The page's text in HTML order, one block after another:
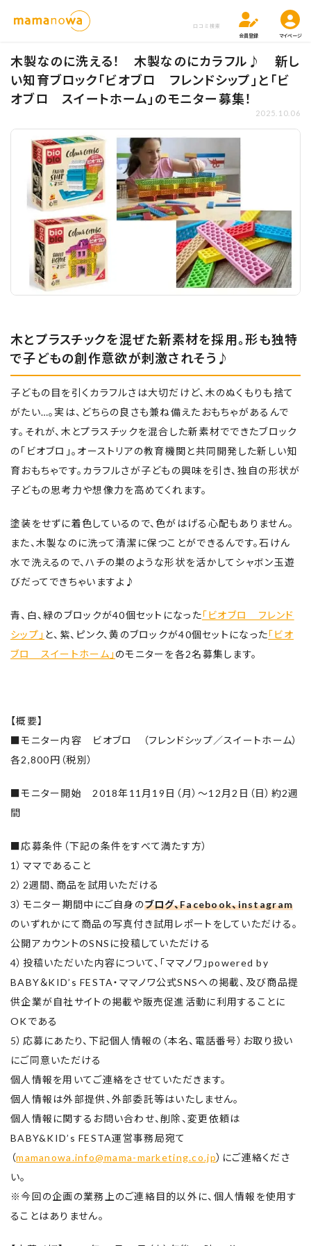
口コミ検索
会員登録
マイページ
木製なのに洗える！ 木製なのにカラフル♪ 新し
い知育ブロック「ビオブロ フレンドシップ」と「ビ
オブロ スイートホーム」のモニター募集！
2025.10.06
木とプラスチックを混ぜた新素材を採用。形も独特
で子どもの創作意欲が刺激されそう♪
子どもの目を引くカラフルさは大切だけど、木のぬくもりも捨て
がたい…。実は、どちらの良さも兼ね備えたおもちゃがあるんで
す。それが、木とプラスチックを混合した新素材でできたブロック
の「ビオブロ」。オーストリアの教育機関と共同開発した新しい知
育おもちゃです。カラフルさが子どもの興味を引き、独自の形状が
子どもの思考力や想像力を高めてくれます。
塗装をせずに着色しているので、色がはげる心配もありません。
また、木製なのに洗って清潔に保つことができるんです。石けん
水で洗えるので、ハチの巣のような形状を活かしてシャボン玉遊
びだってできちゃいますよ♪
青、白、緑のブロックが40個セットになった「ビオブロ フレンド
シップ」 と、紫、ピンク、黄のブロックが40個セットになった「ビオ
ブロ スイートホーム」 のモニターを各2名募集します。
【概要】
■モニター内容 ビオブロ （フレンドシップ／スイートホーム）
各2,800円（税別）
■モニター開始 2018年11月19日（月）～12月2日（日）約2週
間
■応募条件（下記の条件をすべて満たす方）
1）ママであること
2）2週間、商品を試用いただける
3）モニター期間中にご自身のブログ、Facebook、instagram
のいずれかにて商品の写真付き試用レポートをしていただける。
公開アカウントのSNSに投稿していただける
4）投稿いただいた内容について、「ママノワ」powered by
BABY＆KID’s FESTA・ママノワ公式SNSへの掲載、 及び商品提
供企業が自社サイトの掲載や販売促進活動に利用するこ とに
OKである
5）応募にあたり、下記個人情報の（本名、電話番号）お取り扱い
にご同意いただける
個人情報を用いてご連絡をさせていただきます。
個人情報は外部提供、外部委託等はいたしません。
個人情報に関するお問い合わせ、削除、変更依頼は
BABY&KID’s FESTA運営事務局宛て
（mamanowa.info@mama-marketing.co.jp）にご連絡くださ
い。
※今回の企画の業務上のご連絡目的以外に、個人情報を使用す
ることはありません。